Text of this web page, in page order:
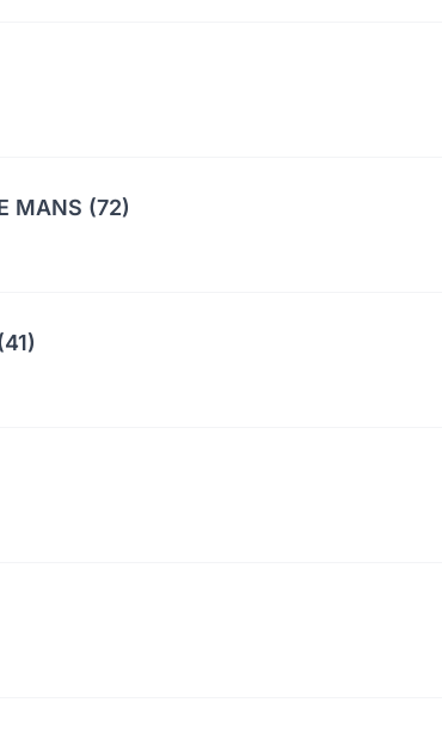
MANS (72)